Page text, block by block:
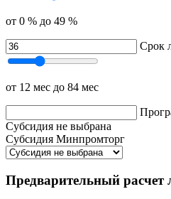
от 0 % до 49 %
Срок
от 12 мес до 84 мес
Субсидия не выбрана
Субсидия Минпромторг
Предварительный расчет